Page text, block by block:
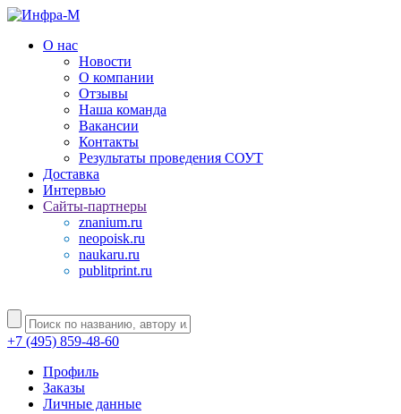
О нас
Новости
О компании
Отзывы
Наша команда
Вакансии
Контакты
Результаты проведения СОУТ
Доставка
Интервью
Сайты-партнеры
znanium.ru
neopoisk.ru
naukaru.ru
publitprint.ru
+7 (495) 859-48-60
Профиль
Заказы
Личные данные